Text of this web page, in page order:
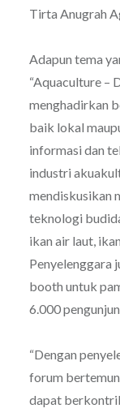
Tirta Anugrah
Adapun tema
“Aquaculture –
menghadirkan
baik lokal
informasi dan
industri
mendiskusikan
teknologi
ikan air laut,
Penyelenggara
booth untuk
6.000
“Dengan
forum
dapat